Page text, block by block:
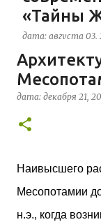
«Тайны
дата: августа 03,
В марте 2026
«Jardins
территории
исторический
—
м²) и «Opale &
дата: декабря 21,
Наивысшего
Месопотамии
н.э., когда